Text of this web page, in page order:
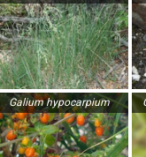
Galium hypocarpium